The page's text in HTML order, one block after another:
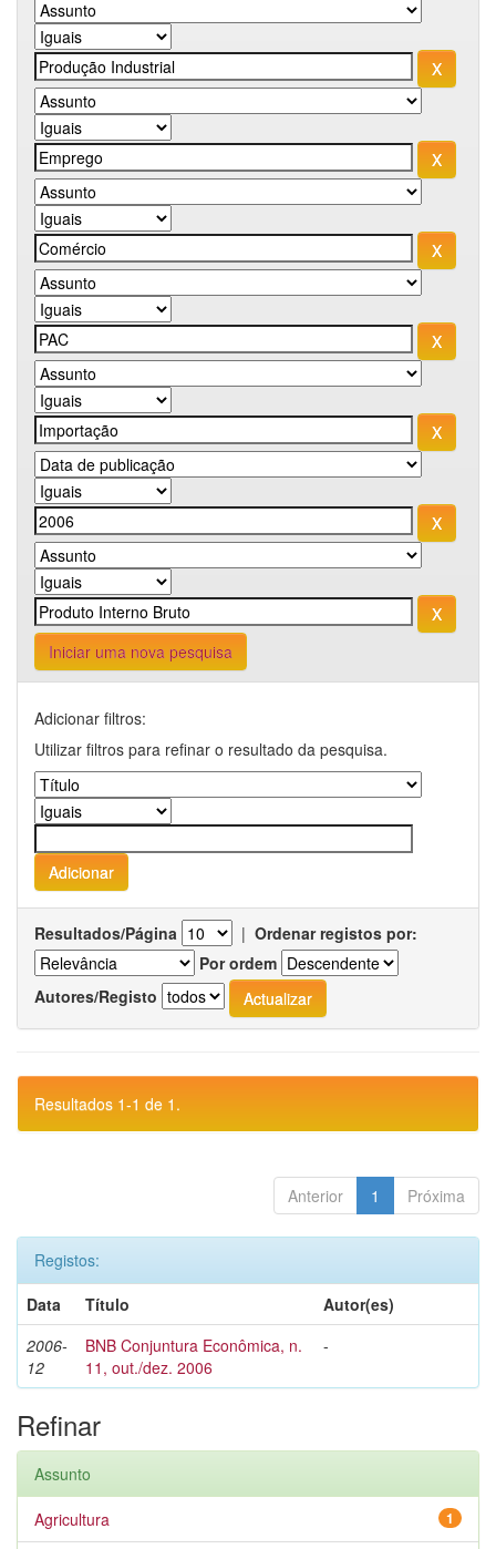
Iniciar uma nova pesquisa
Adicionar filtros:
Utilizar filtros para refinar o resultado da pesquisa.
Resultados/Página | Ordenar registos por:
Por ordem
Autores/Registo
Resultados 1-1 de 1.
Anterior 1 Próxima
Registos:
Data
Título
Autor(es)
2006-
12
BNB Conjuntura Econômica, n.
11, out./dez. 2006
-
Refinar
Assunto
1
Agricultura